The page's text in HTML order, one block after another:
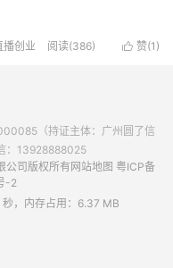
 赞(1 )
播创业 阅读(386)
（持证主体：广州圆了信
：13928888025
公司版权所有 网站地图 粤ICP备
-2
，内存占用：6.37 MB